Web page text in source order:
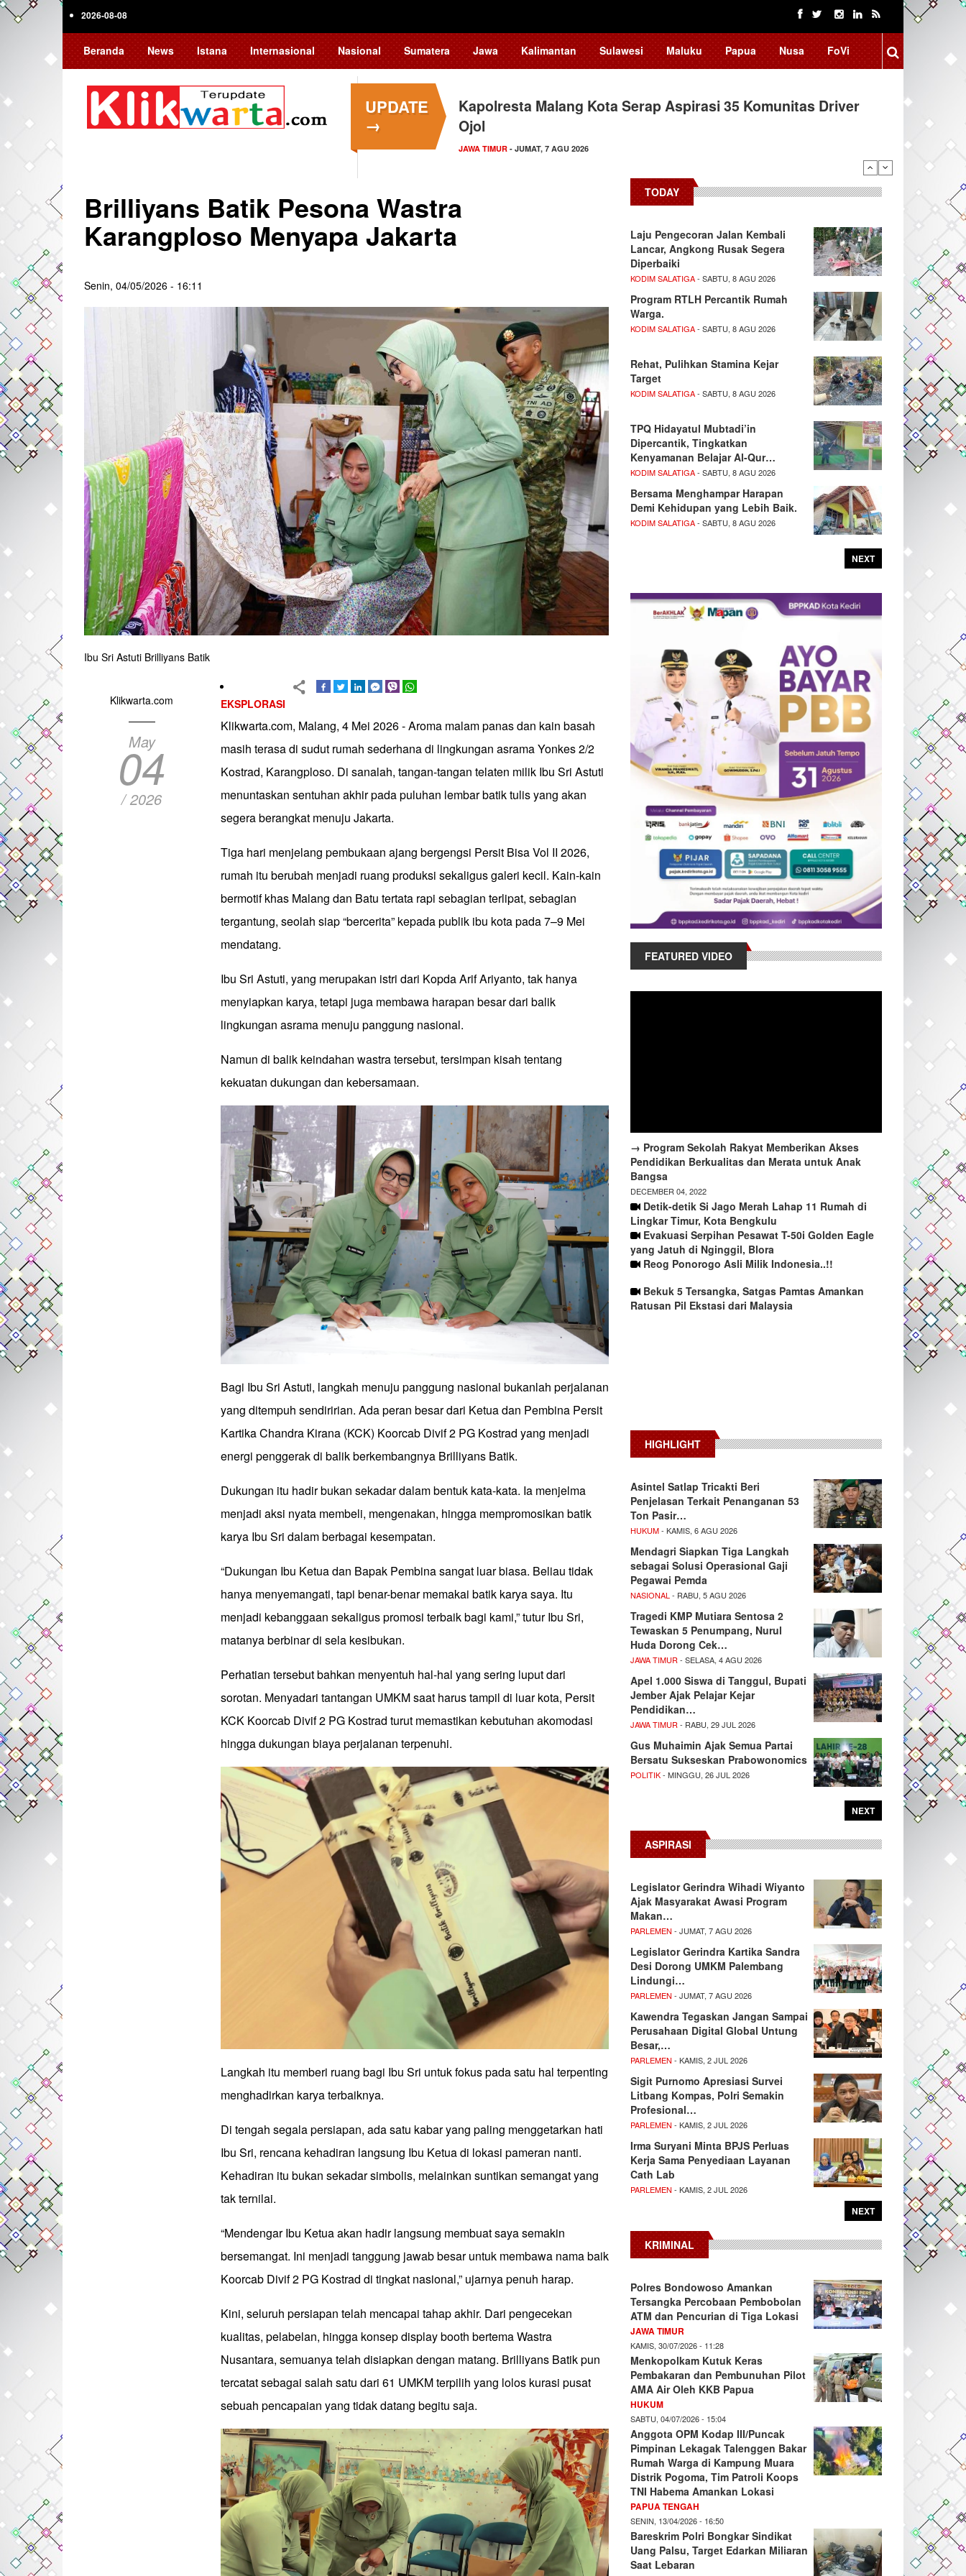
Skip
2026-08-08
Beranda News Istana Internasional Nasional Sumatera Jawa Kalimantan Sulawesi Maluku Papua Nusa FoVi
UPDATE
→
Kapolresta Malang Kota Serap Aspirasi 35 Komunitas Driver
Ojol
JAWA TIMUR - JUMAT, 7 AGU 2026
Brilliyans Batik Pesona Wastra
Karangploso Menyapa Jakarta
Senin, 04/05/2026 - 16:11
Ibu Sri Astuti Brilliyans Batik
Klikwarta.com
May
04
/ 2026
EKSPLORASI
Klikwarta.com, Malang, 4 Mei 2026 - Aroma malam panas dan kain basah
masih terasa di sudut rumah sederhana di lingkungan asrama Yonkes 2/2
Kostrad, Karangploso. Di sanalah, tangan-tangan telaten milik Ibu Sri Astuti
menuntaskan sentuhan akhir pada puluhan lembar batik tulis yang akan
segera berangkat menuju Jakarta.
Tiga hari menjelang pembukaan ajang bergengsi Persit Bisa Vol II 2026,
rumah itu berubah menjadi ruang produksi sekaligus galeri kecil. Kain-kain
bermotif khas Malang dan Batu tertata rapi sebagian terlipat, sebagian
tergantung, seolah siap “bercerita” kepada publik ibu kota pada 7–9 Mei
mendatang.
Ibu Sri Astuti, yang merupakan istri dari Kopda Arif Ariyanto, tak hanya
menyiapkan karya, tetapi juga membawa harapan besar dari balik
lingkungan asrama menuju panggung nasional.
Namun di balik keindahan wastra tersebut, tersimpan kisah tentang
kekuatan dukungan dan kebersamaan.
Bagi Ibu Sri Astuti, langkah menuju panggung nasional bukanlah perjalanan
yang ditempuh sendiririan. Ada peran besar dari Ketua dan Pembina Persit
Kartika Chandra Kirana (KCK) Koorcab Divif 2 PG Kostrad yang menjadi
energi penggerak di balik berkembangnya Brilliyans Batik.
Dukungan itu hadir bukan sekadar dalam bentuk kata-kata. Ia menjelma
menjadi aksi nyata membeli, mengenakan, hingga mempromosikan batik
karya Ibu Sri dalam berbagai kesempatan.
“Dukungan Ibu Ketua dan Bapak Pembina sangat luar biasa. Beliau tidak
hanya menyemangati, tapi benar-benar memakai batik karya saya. Itu
menjadi kebanggaan sekaligus promosi terbaik bagi kami,” tutur Ibu Sri,
matanya berbinar di sela kesibukan.
Perhatian tersebut bahkan menyentuh hal-hal yang sering luput dari
sorotan. Menyadari tantangan UMKM saat harus tampil di luar kota, Persit
KCK Koorcab Divif 2 PG Kostrad turut memastikan kebutuhan akomodasi
hingga dukungan biaya perjalanan terpenuhi.
Langkah itu memberi ruang bagi Ibu Sri untuk fokus pada satu hal terpenting
menghadirkan karya terbaiknya.
Di tengah segala persiapan, ada satu kabar yang paling menggetarkan hati
Ibu Sri, rencana kehadiran langsung Ibu Ketua di lokasi pameran nanti.
Kehadiran itu bukan sekadar simbolis, melainkan suntikan semangat yang
tak ternilai.
“Mendengar Ibu Ketua akan hadir langsung membuat saya semakin
bersemangat. Ini menjadi tanggung jawab besar untuk membawa nama baik
Koorcab Divif 2 PG Kostrad di tingkat nasional,” ujarnya penuh harap.
Kini, seluruh persiapan telah mencapai tahap akhir. Dari pengecekan
kualitas, pelabelan, hingga konsep display booth bertema Wastra
Nusantara, semuanya telah disiapkan dengan matang. Brilliyans Batik pun
tercatat sebagai salah satu dari 61 UMKM terpilih yang lolos kurasi pusat
sebuah pencapaian yang tidak datang begitu saja.
TODAY
Laju Pengecoran Jalan Kembali
Lancar, Angkong Rusak Segera
Diperbaiki
KODIM SALATIGA- SABTU, 8 AGU 2026
Program RTLH Percantik Rumah
Warga.
KODIM SALATIGA- SABTU, 8 AGU 2026
Rehat, Pulihkan Stamina Kejar
Target
KODIM SALATIGA- SABTU, 8 AGU 2026
TPQ Hidayatul Mubtadi’in
Dipercantik, Tingkatkan
Kenyamanan Belajar Al-Qur…
KODIM SALATIGA- SABTU, 8 AGU 2026
Bersama Menghampar Harapan
Demi Kehidupan yang Lebih Baik.
KODIM SALATIGA- SABTU, 8 AGU 2026
NEXT
FEATURED VIDEO
→ Program Sekolah Rakyat Memberikan Akses
Pendidikan Berkualitas dan Merata untuk Anak
Bangsa
DECEMBER 04, 2022
Detik-detik Si Jago Merah Lahap 11 Rumah di
Lingkar Timur, Kota Bengkulu
Evakuasi Serpihan Pesawat T-50i Golden Eagle
yang Jatuh di Nginggil, Blora
Reog Ponorogo Asli Milik Indonesia..!!
Bekuk 5 Tersangka, Satgas Pamtas Amankan
Ratusan Pil Ekstasi dari Malaysia
HIGHLIGHT
Asintel Satlap Tricakti Beri
Penjelasan Terkait Penanganan 53
Ton Pasir…
HUKUM- KAMIS, 6 AGU 2026
Mendagri Siapkan Tiga Langkah
sebagai Solusi Operasional Gaji
Pegawai Pemda
NASIONAL - RABU, 5 AGU 2026
Tragedi KMP Mutiara Sentosa 2
Tewaskan 5 Penumpang, Nurul
Huda Dorong Cek…
JAWA TIMUR - SELASA, 4 AGU 2026
Apel 1.000 Siswa di Tanggul, Bupati
Jember Ajak Pelajar Kejar
Pendidikan…
JAWA TIMUR - RABU, 29 JUL 2026
Gus Muhaimin Ajak Semua Partai
Bersatu Sukseskan Prabowonomics
POLITIK- MINGGU, 26 JUL 2026
NEXT
ASPIRASI
Legislator Gerindra Wihadi Wiyanto
Ajak Masyarakat Awasi Program
Makan…
PARLEMEN - JUMAT, 7 AGU 2026
Legislator Gerindra Kartika Sandra
Desi Dorong UMKM Palembang
Lindungi…
PARLEMEN - JUMAT, 7 AGU 2026
Kawendra Tegaskan Jangan Sampai
Perusahaan Digital Global Untung
Besar,…
PARLEMEN - KAMIS, 2 JUL 2026
Sigit Purnomo Apresiasi Survei
Litbang Kompas, Polri Semakin
Profesional…
PARLEMEN - KAMIS, 2 JUL 2026
Irma Suryani Minta BPJS Perluas
Kerja Sama Penyediaan Layanan
Cath Lab
PARLEMEN - KAMIS, 2 JUL 2026
NEXT
KRIMINAL
Polres Bondowoso Amankan
Tersangka Percobaan Pembobolan
ATM dan Pencurian di Tiga Lokasi
JAWA TIMUR
KAMIS, 30/07/2026 - 11:28
Menkopolkam Kutuk Keras
Pembakaran dan Pembunuhan Pilot
AMA Air Oleh KKB Papua
HUKUM
SABTU, 04/07/2026 - 15:04
Anggota OPM Kodap III/Puncak
Pimpinan Lekagak Talenggen Bakar
Rumah Warga di Kampung Muara
Distrik Pogoma, Tim Patroli Koops
TNI Habema Amankan Lokasi
PAPUA TENGAH
SENIN, 13/04/2026 - 16:50
Bareskrim Polri Bongkar Sindikat
Uang Palsu, Target Edarkan Miliaran
Saat Lebaran